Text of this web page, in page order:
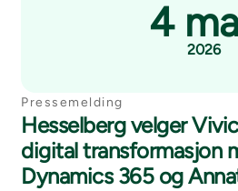
4
2026
Pressemelding
Hesselberg velger
digital transformasjon
Dynamics 365 og